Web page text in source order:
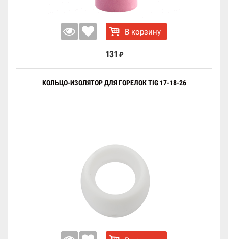
В корзину
131 ₽
КОЛЬЦО-ИЗОЛЯТОР ДЛЯ ГОРЕЛОК TIG 17-18-26